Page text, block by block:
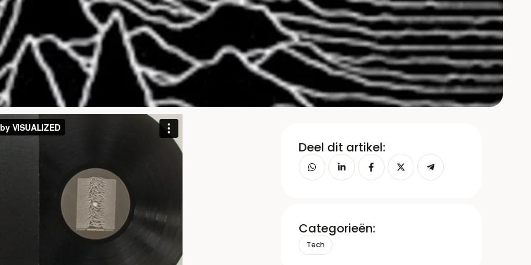
Deel dit artikel:
Categorieën:
Tech